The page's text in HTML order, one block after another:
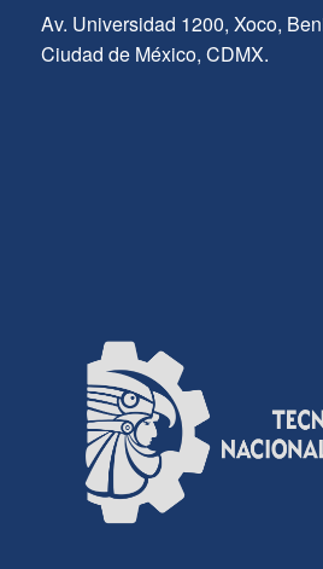
Av. Universidad 1200, Xoco,
Ciudad de México, CDMX.